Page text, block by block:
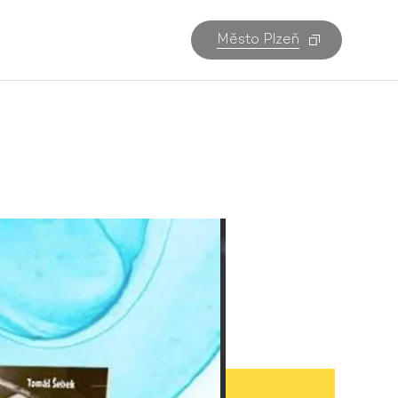
Město Plzeň